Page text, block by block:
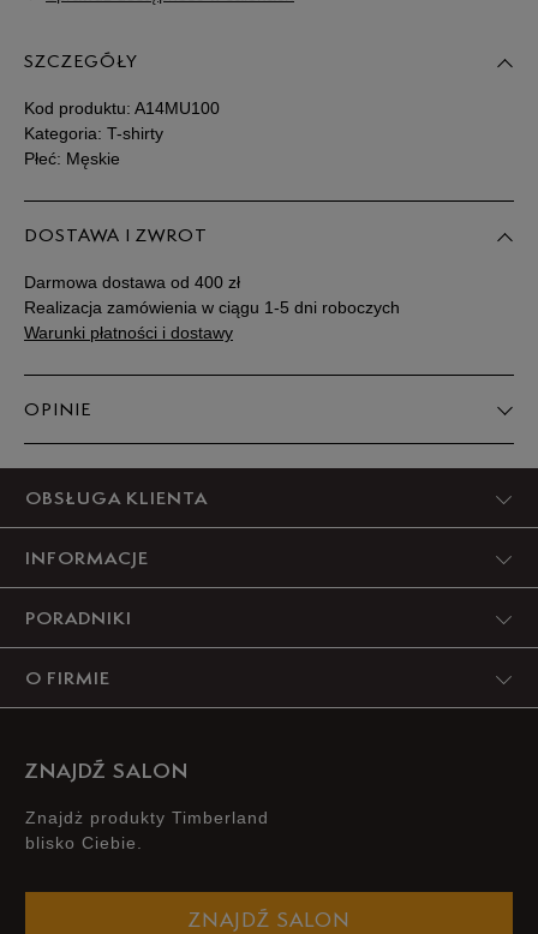
Powiadom o
dostępności
Powiadom o
XXL
Powiadom o
dostępności
SZCZEGÓŁY
Kod produktu: A14MU100
Kategoria: T-shirty
Płeć: Męskie
DOSTAWA I ZWROT
Darmowa dostawa od 400 zł
Realizacja zamówienia w ciągu 1-5 dni roboczych
Warunki płatności i dostawy
OPINIE
OBSŁUGA KLIENTA
INFORMACJE
PORADNIKI
O FIRMIE
ZNAJDŹ SALON
Znajdż produkty Timberland
blisko Ciebie.
ZNAJDŹ SALON